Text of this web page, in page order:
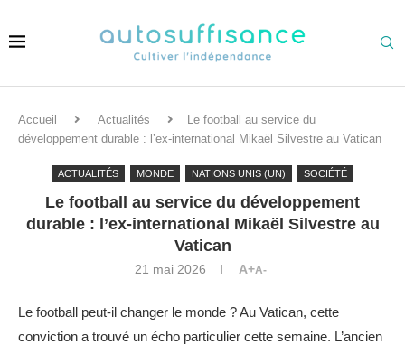
Accueil Actualités
Le football au service du
développement durable : l’ex-international Mikaël Silvestre au Vatican
ACTUALITÉS MONDE NATIONS UNIS (UN) SOCIÉTÉ
Le football au service du développement
durable : l’ex-international Mikaël Silvestre au
Vatican
21 mai 2026 A+A-
Le football peut-il changer le monde ? Au Vatican, cette
conviction a trouvé un écho particulier cette semaine. L’ancien